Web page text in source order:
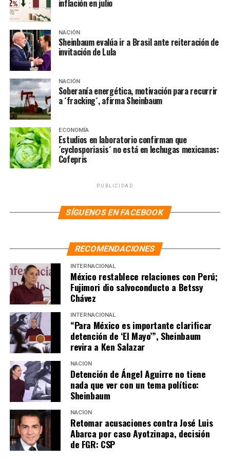
pero niega crisis productiva en EU ante el plan de AMLO
inflación en julio
NACIÓN
Sheinbaum evalúa ir a Brasil ante reiteración de
invitación de Lula
NACIÓN
Soberanía energética, motivación para recurrir
a ´fracking´, afirma Sheinbaum
ECONOMÍA
Estudios en laboratorio confirman que
´cyclosporiasis´ no está en lechugas mexicanas:
Cofepris
PUBLICIDAD
SÍGUENOS EN FACEBOOK
RECOMENDACIONES
INTERNACIONAL
México restablece relaciones con Perú;
Fujimori dio salvoconducto a Betssy
Chávez
INTERNACIONAL
“Para México es importante clarificar
detención de ‘El Mayo’”, Sheinbaum
revira a Ken Salazar
NACIÓN
Detención de Ángel Aguirre no tiene
nada que ver con un tema político:
Sheinbaum
NACIÓN
Retomar acusaciones contra José Luis
Abarca por caso Ayotzinapa, decisión
de FGR: CSP